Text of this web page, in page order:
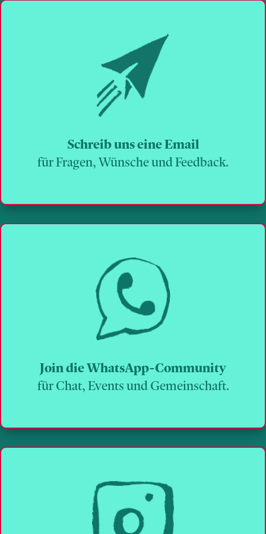
Schreib uns eine Email
für Fragen, Wünsche und Feedback.
Join die WhatsApp-Community
für Chat, Events und Gemeinschaft.